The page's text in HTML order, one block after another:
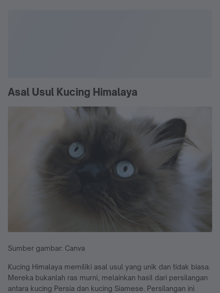
Asal Usul Kucing Himalaya
Sumber gambar: Canva
Kucing Himalaya memiliki asal usul yang unik dan tidak biasa.
Mereka bukanlah ras murni, melainkan hasil dari persilangan
antara kucing Persia dan kucing Siamese. Persilangan ini